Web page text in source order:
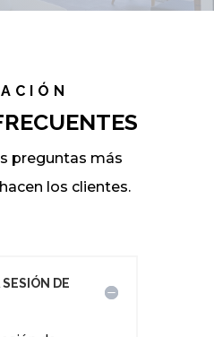
preguntas más
los clientes.
DE